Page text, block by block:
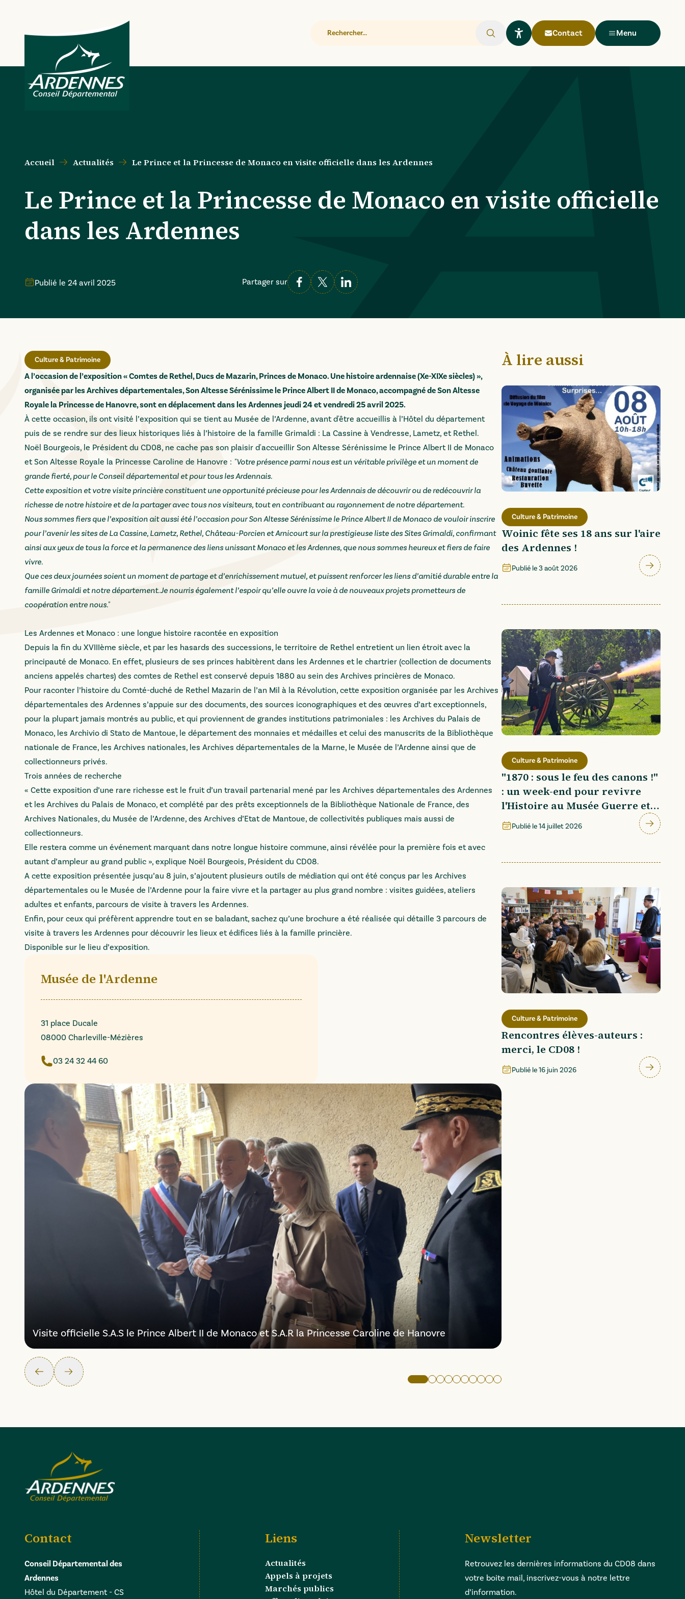
Rechercher
Ouvrir le widget Lisio
Contact Menu
Accueil Actualités Le Prince et la Princesse de Monaco en visite officielle dans les Ardennes
Le Prince et la Princesse de Monaco en visite officielle
dans les Ardennes
Publié le 24 avril 2025 Partager sur
Culture & Patrimoine
A l’occasion de l’exposition « Comtes de Rethel, Ducs de Mazarin, Princes de Monaco. Une histoire ardennaise (Xe-XIXe siècles) »,
organisée par les Archives départementales, Son Altesse Sérénissime le Prince Albert II de Monaco, accompagné de Son Altesse
Royale la Princesse de Hanovre, sont en déplacement dans les Ardennes jeudi 24 et vendredi 25 avril 2025.
À cette occasion, ils ont visité l’exposition qui se tient au Musée de l’Ardenne, avant d'être accueillis à l’Hôtel du département
puis de se rendre sur des lieux historiques liés à l’histoire de la famille Grimaldi : La Cassine à Vendresse, Lametz, et Rethel.
Noël Bourgeois, le Président du CD08, ne cache pas son plaisir d'accueillir Son Altesse Sérénissime le Prince Albert II de Monaco
et Son Altesse Royale la Princesse Caroline de Hanovre : "Votre présence parmi nous est un véritable privilège et un moment de
grande fierté, pour le Conseil départemental et pour tous les Ardennais.
Cette exposition et votre visite princière constituent une opportunité précieuse pour les Ardennais de découvrir ou de redécouvrir la
richesse de notre histoire et de la partager avec tous nos visiteurs, tout en contribuant au rayonnement de notre département.
Nous sommes fiers que l’exposition ait aussi été l’occasion pour Son Altesse Sérénissime le Prince Albert II de Monaco de vouloir inscrire
pour l’avenir les sites de La Cassine, Lametz, Rethel, Château-Porcien et Arnicourt sur la prestigieuse liste des Sites Grimaldi, confirmant
ainsi aux yeux de tous la force et la permanence des liens unissant Monaco et les Ardennes, que nous sommes heureux et fiers de faire
vivre.
Que ces deux journées soient un moment de partage et d’enrichissement mutuel, et puissent renforcer les liens d’amitié durable entre la
famille Grimaldi et notre département. Je nourris également l’espoir qu’elle ouvre la voie à de nouveaux projets prometteurs de
coopération entre nous."
Les Ardennes et Monaco : une longue histoire racontée en exposition
Depuis la fin du XVIIIème siècle, et par les hasards des successions, le territoire de Rethel entretient un lien étroit avec la
principauté de Monaco. En effet, plusieurs de ses princes habitèrent dans les Ardennes et le chartrier (collection de documents
anciens appelés chartes) des comtes de Rethel est conservé depuis 1880 au sein des Archives princières de Monaco.
Pour raconter l’histoire du Comté-duché de Rethel Mazarin de l’an Mil à la Révolution, cette exposition organisée par les Archives
départementales des Ardennes s’appuie sur des documents, des sources iconographiques et des œuvres d’art exceptionnels,
pour la plupart jamais montrés au public, et qui proviennent de grandes institutions patrimoniales : les Archives du Palais de
Monaco, les Archivio di Stato de Mantoue, le département des monnaies et médailles et celui des manuscrits de la Bibliothèque
nationale de France, les Archives nationales, les Archives départementales de la Marne, le Musée de l’Ardenne ainsi que de
collectionneurs privés.
Trois années de recherche
« Cette exposition d’une rare richesse est le fruit d’un travail partenarial mené par les Archives départementales des Ardennes
et les Archives du Palais de Monaco, et complété par des prêts exceptionnels de la Bibliothèque Nationale de France, des
Archives Nationales, du Musée de l’Ardenne, des Archives d’Etat de Mantoue, de collectivités publiques mais aussi de
collectionneurs.
Elle restera comme un événement marquant dans notre longue histoire commune, ainsi révélée pour la première fois et avec
autant d’ampleur au grand public », explique Noël Bourgeois, Président du CD08.
A cette exposition présentée jusqu’au 8 juin, s’ajoutent plusieurs outils de médiation qui ont été conçus par les Archives
départementales ou le Musée de l’Ardenne pour la faire vivre et la partager au plus grand nombre : visites guidées, ateliers
adultes et enfants, parcours de visite à travers les Ardennes.
Enfin, pour ceux qui préfèrent apprendre tout en se baladant, sachez qu’une brochure a été réalisée qui détaille 3 parcours de
visite à travers les Ardennes pour découvrir les lieux et édifices liés à la famille princière.
Disponible sur le lieu d’exposition.
Musée de l'Ardenne
31 place Ducale
08000 Charleville-Mézières
03 24 32 44 60
Visite officielle S.A.S le Prince Albert II de Monaco et S.A.R la Princesse Caroline de Hanovre
Précédent Suivant Image active
Aller à l'image 2
Aller à l'image 3
Aller à l'image 4
Aller à l'image 5
Aller à l'image 6
Aller à l'image 7
Aller à l'image 8
Aller à l'image 9
Aller à l'image 10
À lire aussi
Culture & Patrimoine
Woinic fête ses 18 ans sur l'aire
des Ardennes !
Publié le3 août 2026
Culture & Patrimoine
"1870 : sous le feu des canons !"
: un week-end pour revivre
l'Histoire au Musée Guerre et
PaixPublié le14 juillet 2026
Culture & Patrimoine
Rencontres élèves-auteurs :
merci, le CD08 !
Publié le16 juin 2026
Contact
Conseil Départemental des
Ardennes
Hôtel du Département - CS
Liens
Actualités
Appels à projets
Marchés publics
Newsletter
Retrouvez les dernières informations du CD08 dans
votre boite mail, inscrivez-vous à notre lettre
d’information.